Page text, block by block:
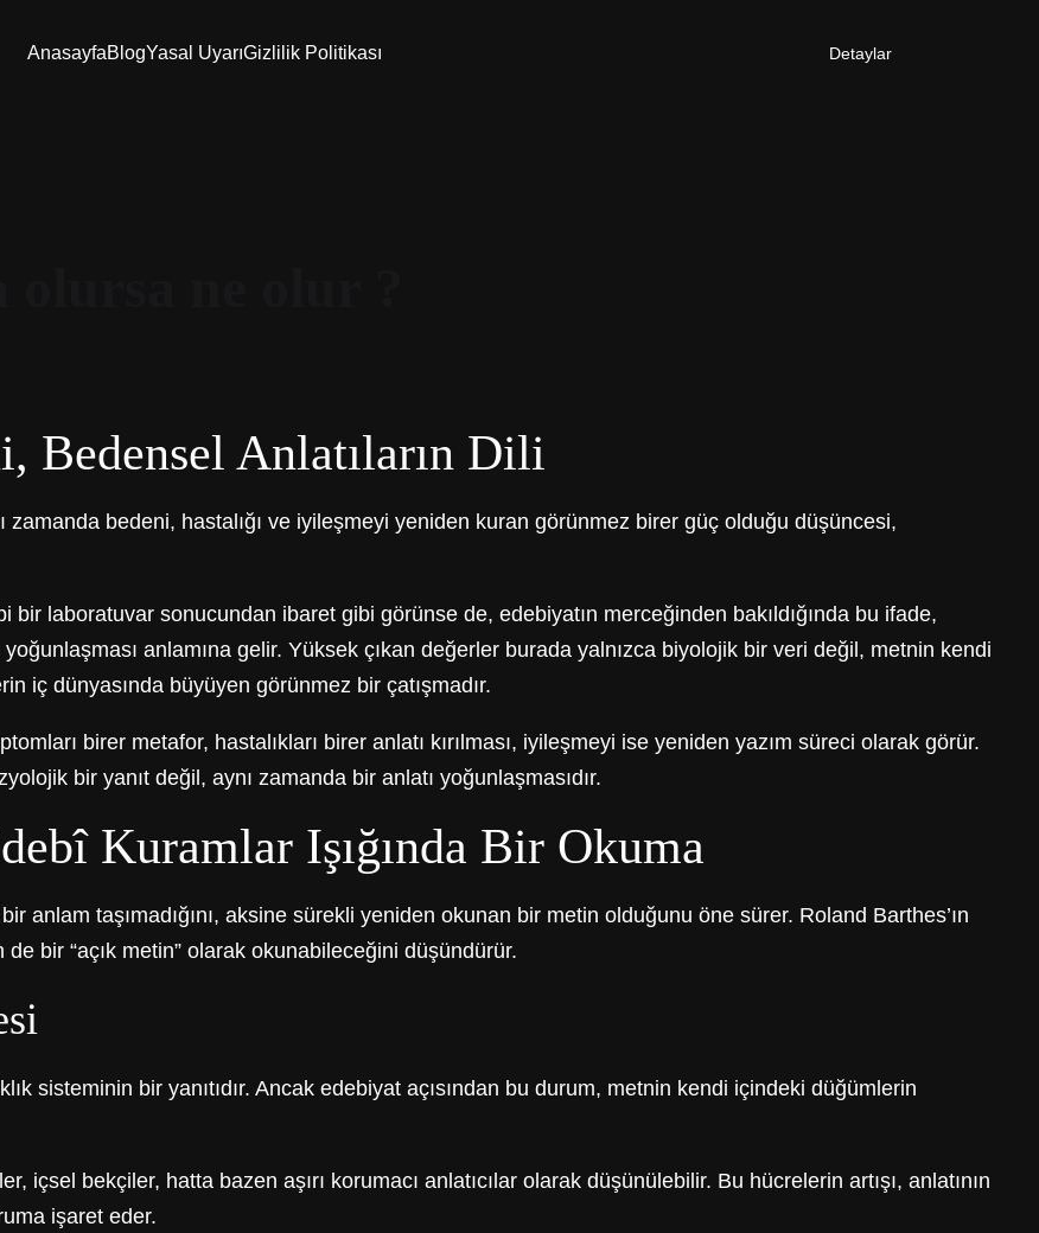
AnasayfaBlogYasal UyarıGizlilik Politikası Detaylar
Bedensel Anlatıların Dili
zamanda bedeni, hastalığı ve iyileşmeyi yeniden kuran görünmez birer güç olduğu düşüncesi,
bir laboratuvar sonucundan ibaret gibi görünse de, edebiyatın merceğinden bakıldığında bu ifade,
anlamına gelir. Yüksek çıkan değerler burada yalnızca biyolojik bir veri değil, metnin kendi
iç dünyasında büyüyen görünmez bir çatışmadır.
birer metafor, hastalıkları birer anlatı kırılması, iyileşmeyi ise yeniden yazım süreci olarak görür.
bir yanıt değil, aynı zamanda bir anlatı yoğunlaşmasıdır.
Kuramlar Işığında Bir Okuma
anlam taşımadığını, aksine sürekli yeniden okunan bir metin olduğunu öne sürer. Roland Barthes’ın
bir “açık metin” olarak okunabileceğini düşündürür.
sisteminin bir yanıtıdır. Ancak edebiyat açısından bu durum, metnin kendi içindeki düğümlerin
içsel bekçiler, hatta bazen aşırı korumacı anlatıcılar olarak düşünülebilir. Bu hücrelerin artışı, anlatının
işaret eder.